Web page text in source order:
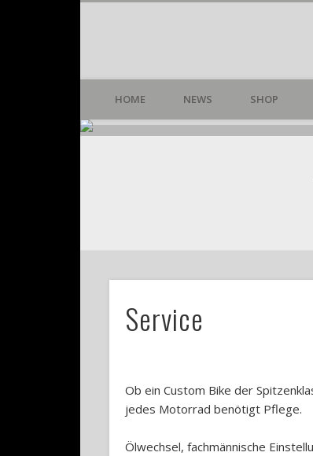
HOME NEWS SHOP
Jetzt im
Service
Ob ein Custom Bike der
jedes Motorrad benötigt Pflege.
Ölwechsel, fachmännische